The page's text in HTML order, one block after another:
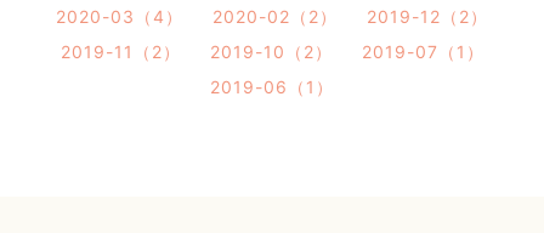
2020-03（4）
2020-02（2）
2019-12（2）
2019-11（2）
2019-10（2）
2019-07（1）
2019-06（1）